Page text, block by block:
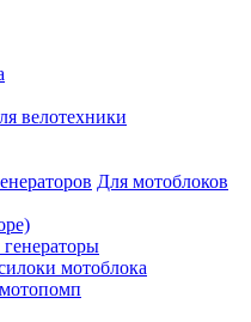
велотехники
Для мотоблоков
мотоблока